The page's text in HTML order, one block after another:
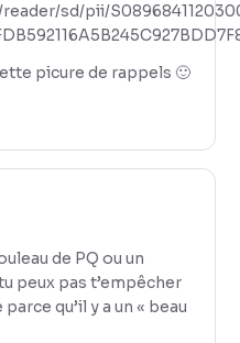
sd/pii/
picure de rappels 🙂
de PQ ou un
peux pas t’empêcher
qu’il y a un « beau